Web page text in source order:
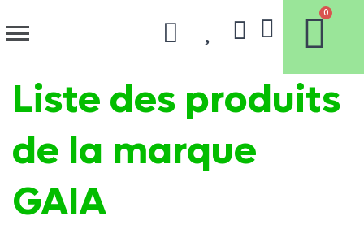
Liste des produits
de la marque
GAIA